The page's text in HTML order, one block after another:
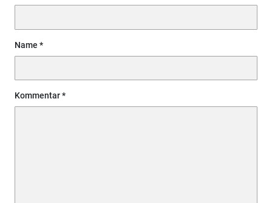
Name
Kommentar